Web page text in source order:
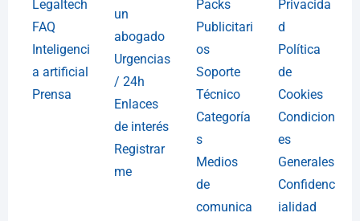
Legaltech
FAQ
Inteligenci
a artificial
Prensa
un
abogado
Urgencias
/ 24h
Enlaces
de interés
Registrar
me
Packs
Publicitari
os
Soporte
Técnico
Categoría
s
Medios
de
comunica
Privacida
d
Política
de
Cookies
Condicion
es
Generales
Confidenc
ialidad